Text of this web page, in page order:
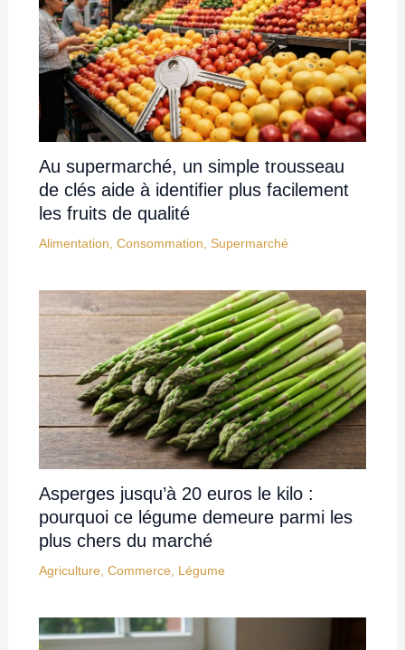
Au supermarché, un simple trousseau
de clés aide à identifier plus facilement
les fruits de qualité
Alimentation, Consommation, Supermarché
Asperges jusqu’à 20 euros le kilo :
pourquoi ce légume demeure parmi les
plus chers du marché
Agriculture Commerce Légume